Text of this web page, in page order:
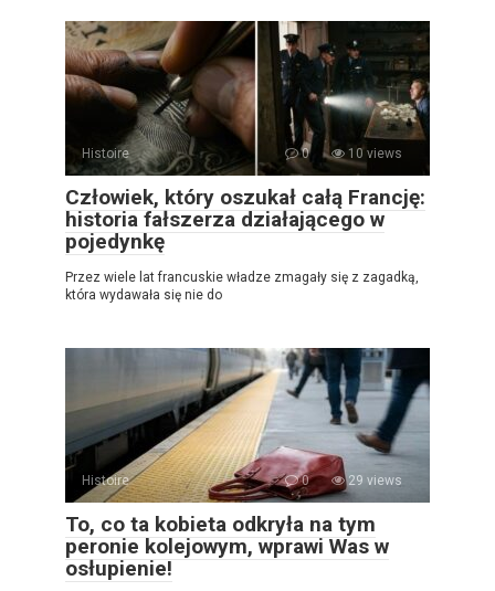
Histoire 0 10 views
Człowiek, który oszukał całą Francję:
historia fałszerza działającego w
pojedynkę
Przez wiele lat francuskie władze zmagały się z zagadką,
która wydawała się nie do
Histoire 0 29 views
To, co ta kobieta odkryła na tym
peronie kolejowym, wprawi Was w
osłupienie!